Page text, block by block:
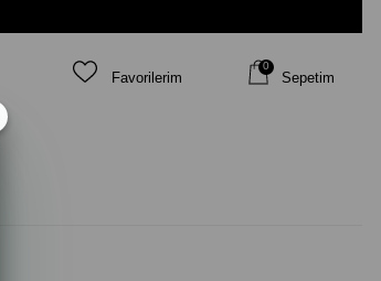
Favorilerim Sepetim
0